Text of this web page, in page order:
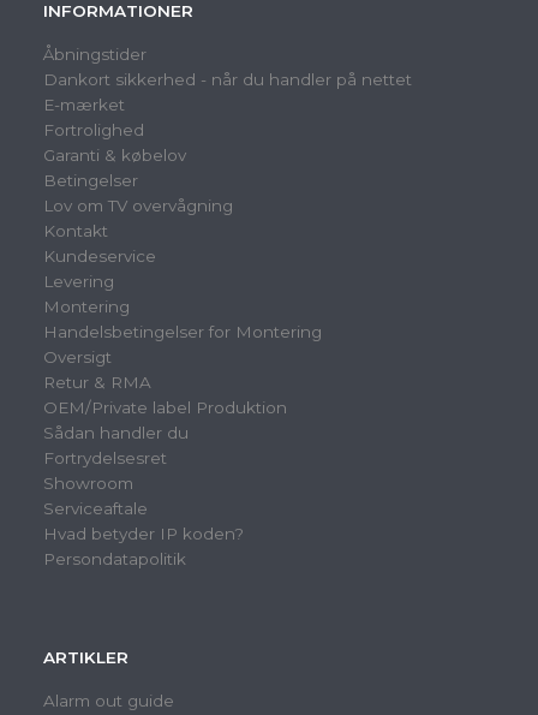
INFORMATIONER
Åbningstider
Dankort sikkerhed - når du handler på nettet
E-mærket
Fortrolighed
Garanti & købelov
Betingelser
Lov om TV overvågning
Kontakt
Kundeservice
Levering
Montering
Handelsbetingelser for Montering
Oversigt
Retur & RMA
OEM/Private label Produktion
Sådan handler du
Fortrydelsesret
Showroom
Serviceaftale
Hvad betyder IP koden?
Persondatapolitik
ARTIKLER
Alarm out guide